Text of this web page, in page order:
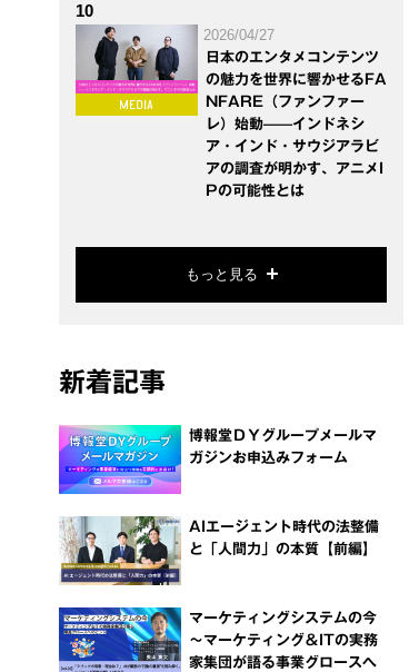
10
2026/04/27
日本のエンタメコンテンツ
の魅力を世界に響かせるFA
NFARE（ファンファー
レ）始動——インドネシ
ア・インド・サウジアラビ
アの調査が明かす、アニメI
Pの可能性とは
もっと見る
新着記事
博報堂ＤＹグループメールマ
ガジンお申込みフォーム
AIエージェント時代の法整備
と「人間力」の本質【前編】
マーケティングシステムの今
～マーケティング＆ITの実務
家集団が語る事業グロースへ